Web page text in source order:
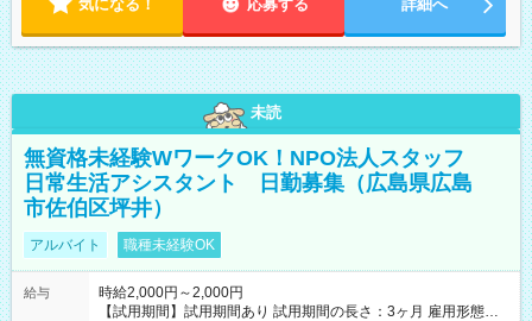
気になる！ 応募する 詳細へ
未読
無資格未経験WワークOK！NPO法人スタッフ
日常生活アシスタント 日勤募集（広島県広島
市佐伯区坪井）
アルバイト 職種未経験OK
給与
時給2,000円～2,000円
【試用期間】試用期間あり 試用期間の長さ：3ヶ月 雇用形態、